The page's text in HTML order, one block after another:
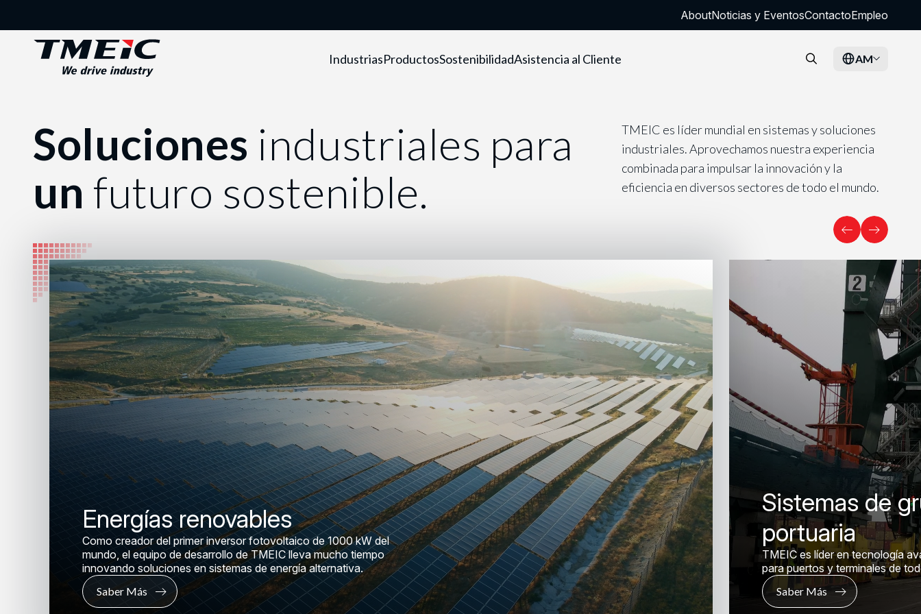
AboutNoticias y EventosContactoEmpleo
IndustriasProductosSostenibilidadAsistencia al Cliente AM
Soluciones industriales para
un futuro sostenible.
TMEIC es líder mundial en sistemas y soluciones
industriales. Aprovechamos nuestra experiencia
combinada para impulsar la innovación y la
eficiencia en diversos sectores de todo el mundo.
Energías renovables
Como creador del primer inversor fotovoltaico de 1000 kW del
mundo, el equipo de desarrollo de TMEIC lleva mucho tiempo
innovando soluciones en sistemas de energía alternativa.
Saber Más
Sistemas de
portuaria
TMEIC es líder en tecnología
para puertos y terminales de
Saber Más